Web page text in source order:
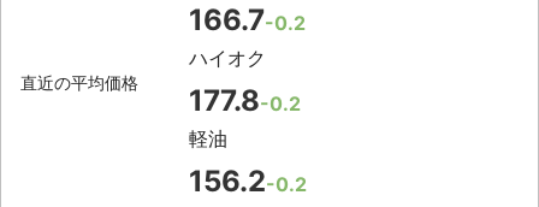
直近の平均価格
166.7-0.2
ハイオク
177.8-0.2
軽油
156.2-0.2